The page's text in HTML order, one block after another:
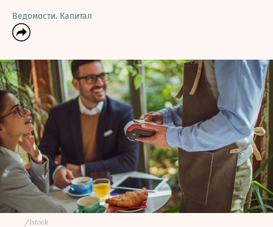
Ведомости. Капитал
/Istock